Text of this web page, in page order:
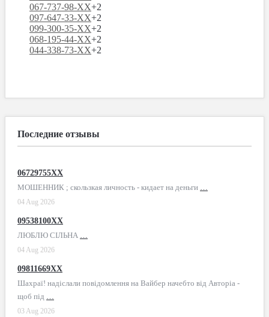
067-737-98-XX+2
097-647-33-XX+2
099-300-35-XX+2
068-195-44-XX+2
044-338-73-XX+2
Последние отзывы
06729755XX
МОШЕННИК ; скользкая личность - кидает на деньги …
04 Aug 2026
09538100XX
ЛЮБЛЮ СІЛЬНА …
04 Aug 2026
09811669XX
Шахраї! надіслали повідомлення на Вайбер начебто від Авторіа -
щоб під …
03 Aug 2026